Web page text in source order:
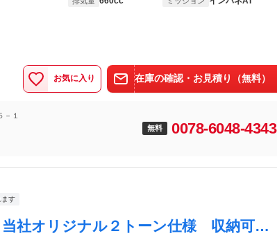
お気に入り 在庫の確認・お見積り（無料）
１
無料 0078-6048-4343
ます
スクラム ＰＡスペシャル 当社オリジナル２トーン仕様 収納可能ベットキット（新品） ルーフキャリア 新品９インチディスプレイオーディオ 新品ケイフィネスホイール 新品オープンカントリータイヤ 新品シートカバー